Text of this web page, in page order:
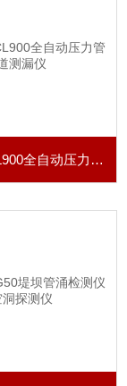
PQWT-CL900全自动压力管道测漏仪